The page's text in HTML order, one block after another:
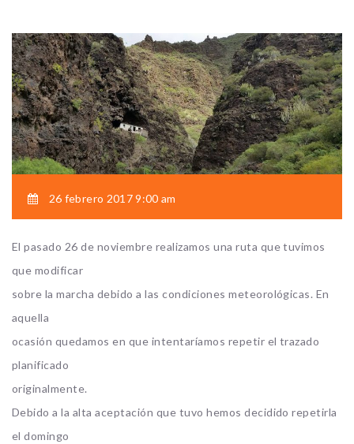
26 febrero 2017 9:00 am
El pasado 26 de noviembre realizamos una ruta que tuvimos
que modificar
sobre la marcha debido a las condiciones meteorológicas. En
aquella
ocasión quedamos en que intentaríamos repetir el trazado
planificado
originalmente.
Debido a la alta aceptación que tuvo hemos decidido repetirla
el domingo